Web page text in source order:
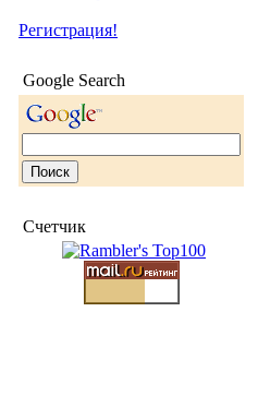
Регистрация!
Google Search
Счетчик